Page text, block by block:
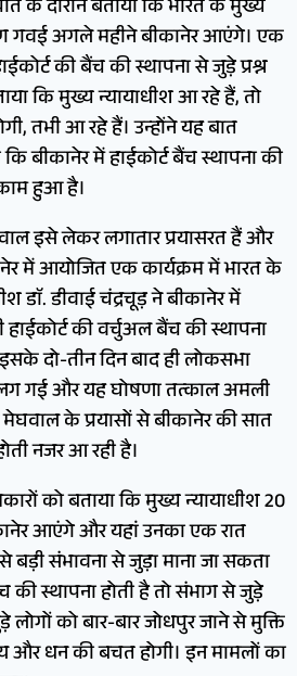
के दौरान बताया कि भारत के मुख्य
गवई अगले महीने बीकानेर आएंगे। एक
की बैंच की स्थापना से जुड़े प्रश्न
कि मुख्य न्यायाधीश आ रहे हैं, तो
तभी आ रहे हैं। उन्होंने यह बात
बीकानेर में हाईकोर्ट बैंच स्थापना की
हुआ है।
इसे लेकर लगातार प्रयासरत हैं और
में आयोजित एक कार्यक्रम में भारत के
डाॅ. डीवाई चंद्रचूड़ ने बीकानेर में
की वर्चुअल बैंच की स्थापना
दो-तीन दिन बाद ही लोकसभा
गई और यह घोषणा तत्काल अमली
के प्रयासों से बीकानेर की सात
नजर आ रही है।
को बताया कि मुख्य न्यायाधीश 20
आएंगे और यहां उनका एक रात
बड़ी संभावना से जुड़ा माना जा सकता
की स्थापना होती है तो संभाग से जुड़े
को बार-बार जोधपुर जाने से मुक्ति
और धन की बचत होगी। इन मामलों का